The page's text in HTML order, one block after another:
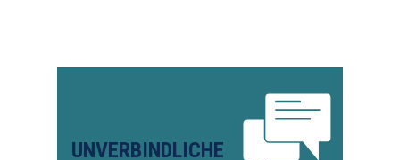
UNVERBINDLICHE